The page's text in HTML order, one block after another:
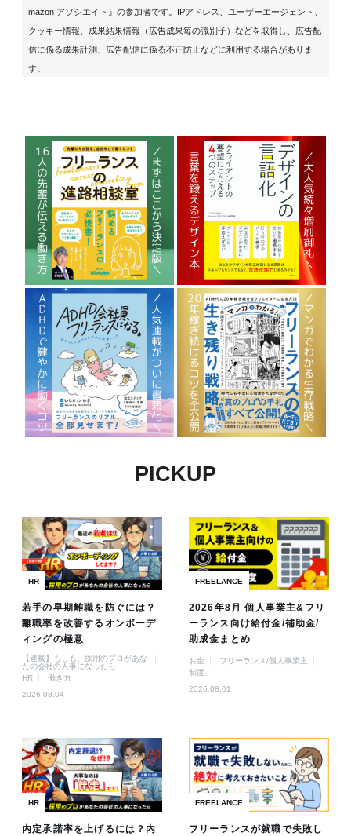
mazon アソシエイト』の参加者です。IPアドレス、ユーザーエージェント、
クッキー情報、成果結果情報（広告成果毎の識別子）などを取得し、広告配
信に係る成果計測、広告配信に係る不正防止などに利用する場合がありま
す。
PICKUP
HR
若手の早期離職を防ぐには？
離職率を改善するオンボーデ
ィングの極意
【連載】もしも、採用のプロがあな
たの会社の人事になったら
HR
働き方
2026.08.04
FREELANCE
2026年8月 個人事業主&フリ
ーランス向け給付金/補助金/
助成金まとめ
お金
フリーランス/個人事業主
制度
2026.08.01
HR
内定承諾率を上げるには？内
FREELANCE
フリーランスが就職で失敗し